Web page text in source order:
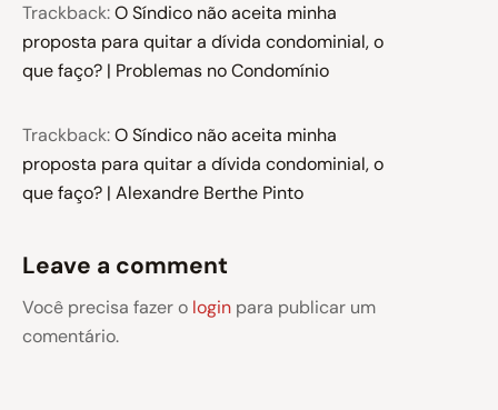
Trackback:O Síndico não aceita minha
proposta para quitar a dívida condominial, o
que faço? | Problemas no Condomínio
Trackback:O Síndico não aceita minha
proposta para quitar a dívida condominial, o
que faço? | Alexandre Berthe Pinto
Leave a comment
Você precisa fazer o login para publicar um
comentário.